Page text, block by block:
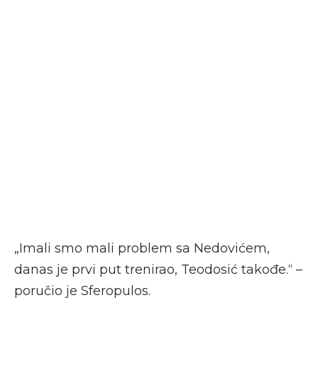
„Imali smo mali problem sa Nedovićem,
danas je prvi put trenirao, Teodosić takođe.“ –
poručio je Sferopulos.